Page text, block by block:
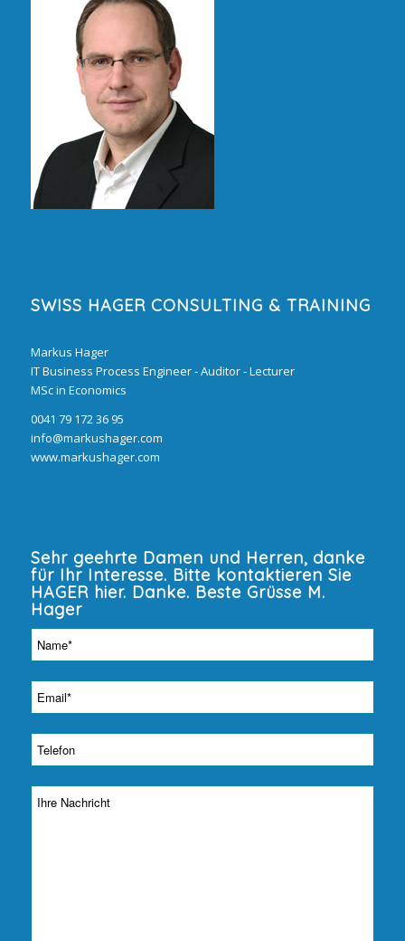
SWISS HAGER CONSULTING & TRAINING
Markus Hager
IT Business Process Engineer - Auditor - Lecturer
MSc in Economics
0041 79 172 36 95
info@markushager.com
www.markushager.com
Sehr geehrte Damen und Herren, danke
für Ihr Interesse. Bitte kontaktieren Sie
HAGER hier. Danke. Beste Grüsse M.
Hager